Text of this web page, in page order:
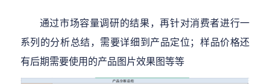
通过市场容量调研的结果，再针对消费者进行一
系列的分析总结，需要详细到产品定位；样品价格还
有后期需要使用的产品图片效果图等等